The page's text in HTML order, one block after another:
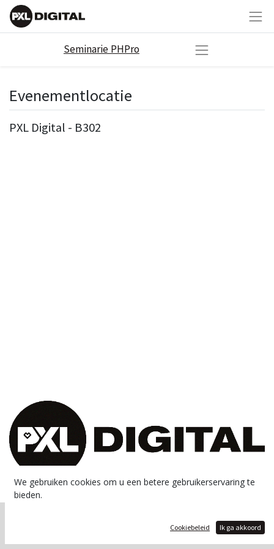
Seminarie PHPro
Evenementlocatie
PXL Digital - B302
Open source e-commerce
We gebruiken cookies om u een betere gebruikerservaring te
bieden.
Cookiebeleid Ik ga akkoord